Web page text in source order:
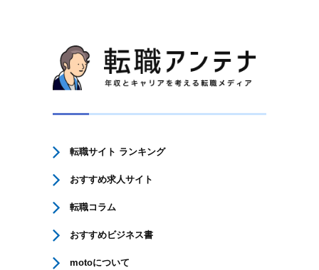
転職サイト ランキング
おすすめ求人サイト
転職コラム
おすすめビジネス書
motoについて